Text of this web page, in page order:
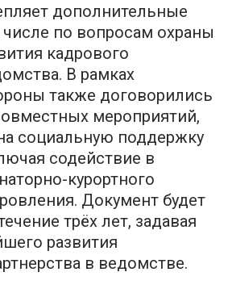
дополнительные
числе по вопросам охраны
кадрового
В рамках
также договорились
мероприятий,
социальную поддержку
содействие в
курортного
Документ будет
трёх лет, задавая
развития
в ведомстве.